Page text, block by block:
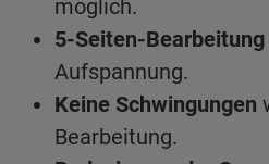
möglich.
5-Seiten-Bearbeitung
Aufspannung.
Keine Schwingungen
Bearbeitung.